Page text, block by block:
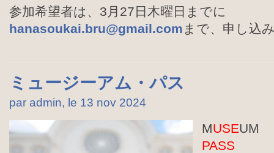
参加希望者は、3月27日木曜日までに
hanasoukai.bru@gmail.com まで、申し込
ミュージーアム・パス
par admin, le 13 nov 2024
MUSEUM
PASS